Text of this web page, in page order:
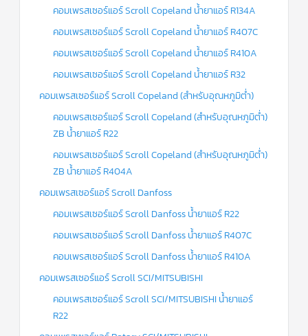
คอมเพรสเซอร์แอร์ Scroll Copeland น้ำยาแอร์ R134A
คอมเพรสเซอร์แอร์ Scroll Copeland น้ำยาแอร์ R407C
คอมเพรสเซอร์แอร์ Scroll Copeland น้ำยาแอร์ R410A
คอมเพรสเซอร์แอร์ Scroll Copeland น้ำยาแอร์ R32
คอมเพรสเซอร์แอร์ Scroll Copeland (สำหรับอุณหภูมิต่ำ)
คอมเพรสเซอร์แอร์ Scroll Copeland (สำหรับอุณหภูมิต่ำ)
ZB น้ำยาแอร์ R22
คอมเพรสเซอร์แอร์ Scroll Copeland (สำหรับอุณหภูมิต่ำ)
ZB น้ำยาแอร์ R404A
คอมเพรสเซอร์แอร์ Scroll Danfoss
คอมเพรสเซอร์แอร์ Scroll Danfoss น้ำยาแอร์ R22
คอมเพรสเซอร์แอร์ Scroll Danfoss น้ำยาแอร์ R407C
คอมเพรสเซอร์แอร์ Scroll Danfoss น้ำยาแอร์ R410A
คอมเพรสเซอร์แอร์ Scroll SCI/MITSUBISHI
คอมเพรสเซอร์แอร์ Scroll SCI/MITSUBISHI น้ำยาแอร์
R22